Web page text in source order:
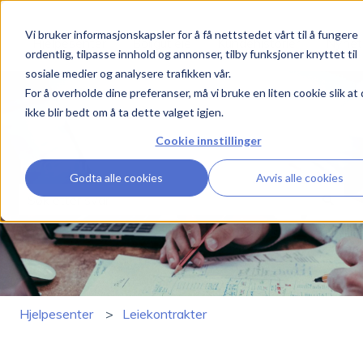
Vi bruker informasjonskapsler for å få nettstedet vårt til å fungere
ordentlig, tilpasse innhold og annonser, tilby funksjoner knyttet til
sosiale medier og analysere trafikken vår.
For å overholde dine preferanser, må vi bruke en liten cookie slik at
ikke blir bedt om å ta dette valget igjen.
Cookie innstillinger
Godta alle cookies Avvis alle cookies
Hjelpesenter Boligutleie Kundehistorier
Hva kan vi hjelpe deg med?
Det finnes ingen forslag fordi søkefeltet er tomt.
Hjelpesenter Leiekontrakter